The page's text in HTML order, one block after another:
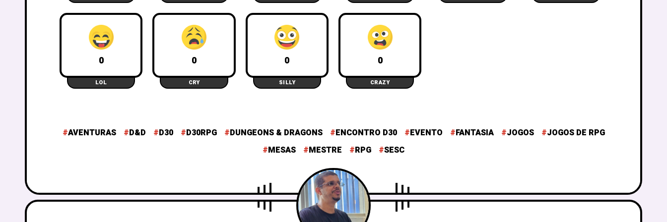
0
LOL
0
CRY
0
SILLY
0
CRAZY
AVENTURAS D&D D30 D30RPG DUNGEONS & DRAGONS ENCONTRO D30 EVENTO FANTASIA JOGOS
JOGOS DE RPG
MESAS
MESTRE RPG SESC